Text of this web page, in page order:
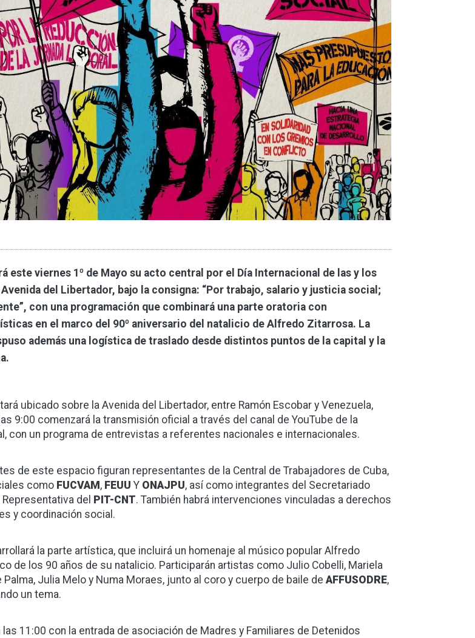
este viernes 1º de Mayo su acto central por el Día Internacional de las y los
del Libertador, bajo la consigna: “Por trabajo, salario y justicia social;
con una programación que combinará una parte oratoria con
en el marco del 90º aniversario del natalicio de Alfredo Zitarrosa. La
además una logística de traslado desde distintos puntos de la capital y la
ubicado sobre la Avenida del Libertador, entre Ramón Escobar y Venezuela,
9:00 comenzará la transmisión oficial a través del canal de YouTube de la
con un programa de entrevistas a referentes nacionales e internacionales.
de este espacio figuran representantes de la Central de Trabajadores de Cuba,
como FUCVAM , FEUU Y ONAJPU, así como integrantes del Secretariado
del
PIT-CNT. También habrá intervenciones vinculadas a derechos
y coordinación social.
la parte artística, que incluirá un homenaje al músico popular Alfredo
de los 90 años de su natalicio. Participarán artistas como Julio Cobelli, Mariela
Palma, Julia Melo y Numa Moraes, junto al coro y cuerpo de baile de AFFUSODRE,
un tema.
las 11:00 con la entrada de asociación de Madres y Familiares de Detenidos